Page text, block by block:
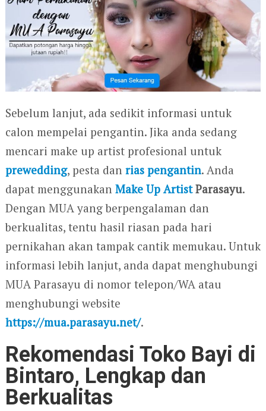
Sebelum lanjut, ada sedikit informasi untuk
calon mempelai pengantin. Jika anda sedang
mencari make up artist profesional untuk
prewedding, pesta dan rias pengantin. Anda
dapat menggunakan Make Up ArtistParasayu.
Dengan MUA yang berpengalaman dan
berkualitas, tentu hasil riasan pada hari
pernikahan akan tampak cantik memukau. Untuk
informasi lebih lanjut, anda dapat menghubungi
MUA Parasayu di nomor telepon/WA atau
menghubungi website
https://mua.parasayu.net/.
Rekomendasi Toko Bayi di
Bintaro, Lengkap dan
Berkualitas